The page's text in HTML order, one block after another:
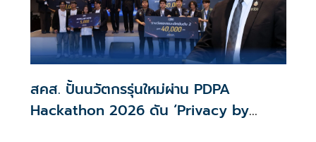
สคส. ปั้นนวัตกรรุ่นใหม่ผ่าน PDPA
Hackathon 2026 ดัน ‘Privacy by